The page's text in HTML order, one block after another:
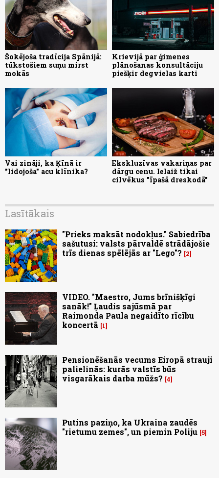
Šokējoša tradīcija Spānijā:
tūkstošiem suņu mirst
mokās
Krievijā par ģimenes
plānošanas konsultāciju
piešķir degvielas karti
Vai zināji, ka Ķīnā ir
"lidojoša" acu klīnika?
Ekskluzīvas vakariņas par
dārgu cenu. Ielaiž tikai
cilvēkus "īpašā dreskodā"
Lasītākais
"Prieks maksāt nodokļus." Sabiedrība
sašutusi: valsts pārvaldē strādājošie
trīs dienas spēlējās ar "Lego"?
2
VIDEO. "Maestro, Jums brīnišķīgi
sanāk!" Ļaudis sajūsmā par
Raimonda Paula negaidīto rīcību
koncertā
1
Pensionēšanās vecums Eiropā strauji
palielinās: kurās valstīs būs
visgarākais darba mūžs? 4
Putins paziņo, ka Ukraina zaudēs
"rietumu zemes", un piemin Poliju 5